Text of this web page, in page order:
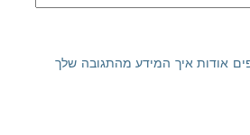
אודות איך המידע מהתגובה שלך